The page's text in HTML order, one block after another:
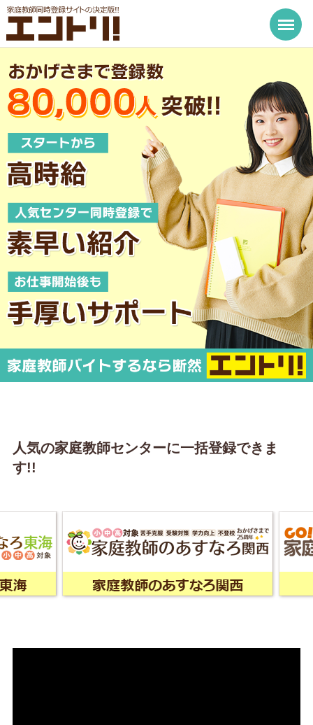
人気の家庭教師センターに一括登録できま
す!!